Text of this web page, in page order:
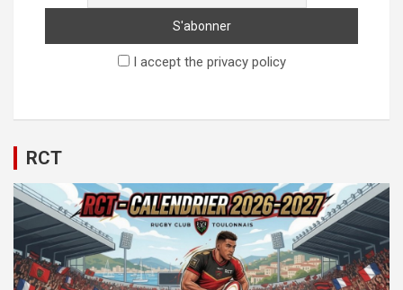
I accept the privacy policy
RCT